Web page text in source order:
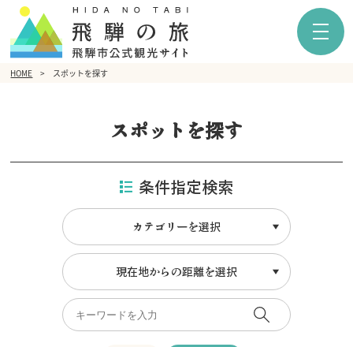
HOME スポットを探す
スポットを探す
条件指定検索
カテゴリーを選択
現在地からの距離を選択